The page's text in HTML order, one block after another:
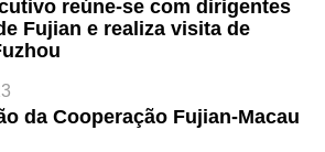
reúne-se com dirigentes
Fujian e realiza visita de
da Cooperação Fujian-Macau